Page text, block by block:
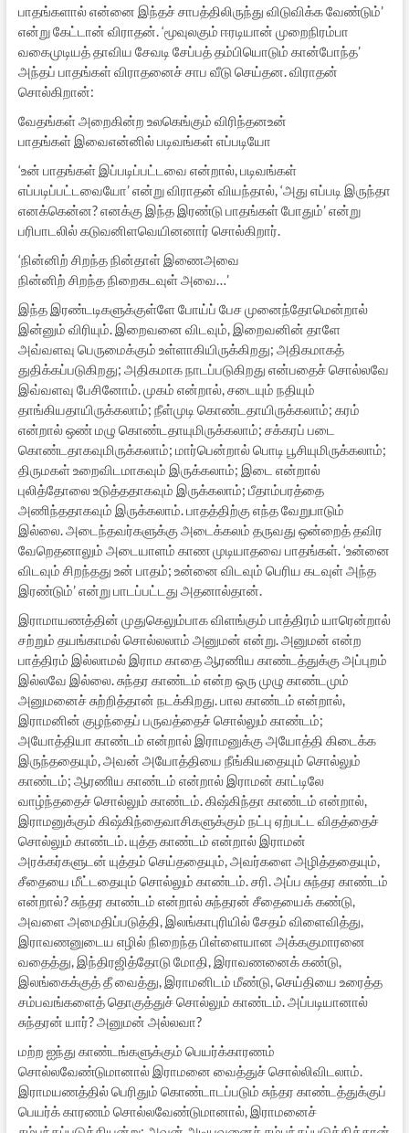
பாதங்களால் என்னை இந்தச் சாபத்திலிருந்து விடுவிக்க வேண்டும்’
என்று கேட்டான் விராதன். ‘மூவுலகும் ஈரடியான் முறைநிரம்பா
வகைமுடியத் தாவிய சேவடி சேப்பத் தம்பியொடும் கான்போந்த’
அந்தப் பாதங்கள் விராதனைச் சாப வீடு செய்தன. விராதன்
சொல்கிறான்:
வேதங்கள் அறைகின்ற உலகெங்கும் விரிந்தனஉன்
பாதங்கள் இவைஎன்னில் படிவங்கள் எப்படியோ
‘உன் பாதங்கள் இப்படிப்பட்டவை என்றால், படிவங்கள்
எப்படிப்பட்டவையோ’ என்று விராதன் வியந்தால், ‘அது எப்படி இருந்தா
எனக்கென்ன? எனக்கு இந்த இரண்டு பாதங்கள் போதும்’ என்று
பரிபாடலில் கடுவனிளவெயினனார் சொல்கிறார்.
‘நின்னிற் சிறந்த நின்தாள் இணைஅவை
நின்னிற் சிறந்த நிறைகடவுள் அவை…’
இந்த இரண்டடிகளுக்குள்ளே போய்ப் பேச முனைந்தோமென்றால்
இன்னும் விரியும். இறைவனை விடவும், இறைவனின் தாளே
அவ்வளவு பெருமைக்கும் உள்ளாகியிருக்கிறது; அதிகமாகத்
துதிக்கப்படுகிறது; அதிகமாக நாடப்படுகிறது என்பதைச் சொல்லவே
இவ்வளவு பேசினோம். முகம் என்றால், சடையும் நதியும்
தாங்கியதாயிருக்கலாம்; நீள்முடி கொண்டதாயிருக்கலாம்; கரம்
என்றால் ஒண் மழு கொண்டதாயுமிருக்கலாம்; சக்கரப் படை
கொண்டதாகவுமிருக்கலாம்; மார்பென்றால் பொடி பூசியுமிருக்கலாம்;
திருமகள் உறைவிடமாகவும் இருக்கலாம்; இடை என்றால்
புலித்தோலை உடுத்ததாகவும் இருக்கலாம்; பீதாம்பரத்தை
அணிந்ததாகவும் இருக்கலாம். பாதத்திற்கு எந்த வேறுபாடும்
இல்லை. அடைந்தவர்களுக்கு அடைக்கலம் தருவது ஒன்றைத் தவிர
வேறெதனாலும் அடையாளம் காண முடியாதவை பாதங்கள். ‘உன்னை
விடவும் சிறந்தது உன் பாதம்; உன்னை விடவும் பெரிய கடவுள் அந்த
இரண்டும்’ என்று பாடப்பட்டது அதனால்தான்.
இராமாயணத்தின் முதுகெலும்பாக விளங்கும் பாத்திரம் யாரென்றால்
சற்றும் தயங்காமல் சொல்லலாம் அனுமன் என்று. அனுமன் என்ற
பாத்திரம் இல்லாமல் இராம காதை ஆரணிய காண்டத்துக்கு அப்புறம்
இல்லவே இல்லை. சுந்தர காண்டம் என்ற ஒரு முழு காண்டமும்
அனுமனைச் சுற்றித்தான் நடக்கிறது. பால காண்டம் என்றால்,
இராமனின் குழந்தைப் பருவத்தைச் சொல்லும் காண்டம்;
அயோத்தியா காண்டம் என்றால் இராமனுக்கு அயோத்தி கிடைக்க
இருந்ததையும், அவன் அயோத்தியை நீங்கியதையும் சொல்லும்
காண்டம்; ஆரணிய காண்டம் என்றால் இராமன் காட்டிலே
வாழ்ந்ததைச் சொல்லும் காண்டம். கிஷ்கிந்தா காண்டம் என்றால்,
இராமனுக்கும் கிஷ்கிந்தைவாசிகளுக்கும் நட்பு ஏற்பட்ட விதத்தைச்
சொல்லும் காண்டம். யுத்த காண்டம் என்றால் இராமன்
அரக்கர்களுடன் யுத்தம் செய்ததையும், அவர்களை அழித்ததையும்,
சீதையை மீட்டதையும் சொல்லும் காண்டம். சரி. அப்ப சுந்தர காண்டம்
என்றால்? சுந்தர காண்டம் என்றால் சுந்தரன் சீதையைக் கண்டு,
அவளை அமைதிப்படுத்தி, இலங்காபுரியில் சேதம் விளைவித்து,
இராவணனுடைய எழில் நிறைந்த பிள்ளையான அக்ககுமாரனை
வதைத்து, இந்திரஜித்தோடு மோதி, இராவணனைக் கண்டு,
இலங்கைக்குத் தீ வைத்து, இராமனிடம் மீண்டு, செய்தியை உரைத்த
சம்பவங்களைத் தொகுத்துச் சொல்லும் காண்டம். அப்படியானால்
சுந்தரன் யார்? அனுமன் அல்லவா?
மற்ற ஐந்து காண்டங்களுக்கும் பெயர்க்காரணம்
சொல்லவேண்டுமானால் இராமனை வைத்துச் சொல்லிவிடலாம்.
இராமயணத்தில் பெரிதும் கொண்டாடப்படும் சுந்தர காண்டத்துக்குப்
பெயர்க் காரணம் சொல்லவேண்டுமானால், இராமனைச்